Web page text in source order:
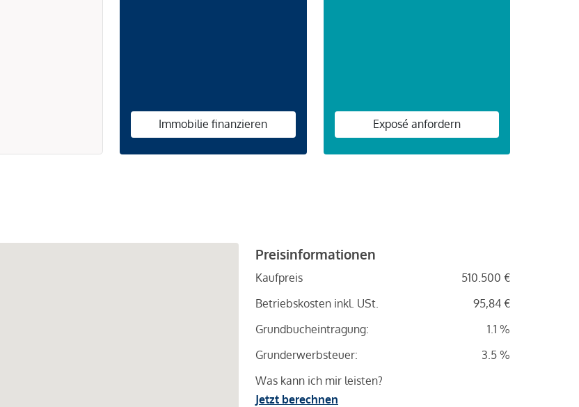
Immobilie finanzieren Exposé anfordern
Preisinformationen
Kaufpreis
510.500 €
Betriebskosten inkl. USt.
95,84 €
Grundbucheintragung:
1.1 %
Grunderwerbsteuer:
3.5 %
Was kann ich mir leisten?
Jetzt berechnen